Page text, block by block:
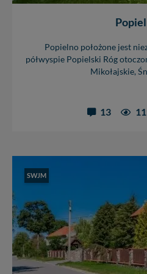
Popielno położone jest
półwyspie Popielski Róg
Mikołajskie,
13
SWJM
nowo...